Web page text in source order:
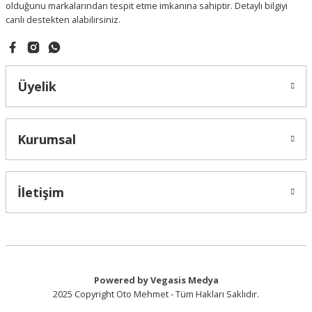
olduğunu markalarından tespit etme imkanına sahiptir. Detaylı bilgiyi
canlı destekten alabilirsiniz.
Üyelik
Kurumsal
İletişim
Powered by Vegasis Medya
2025 Copyright Oto Mehmet - Tüm Hakları Saklıdır.